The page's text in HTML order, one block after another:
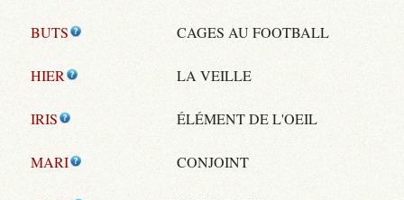
BUTS CAGES AU FOOTBALL
HIER LA VEILLE
IRIS ÉLÉMENT DE L'OEIL
MARI CONJOINT